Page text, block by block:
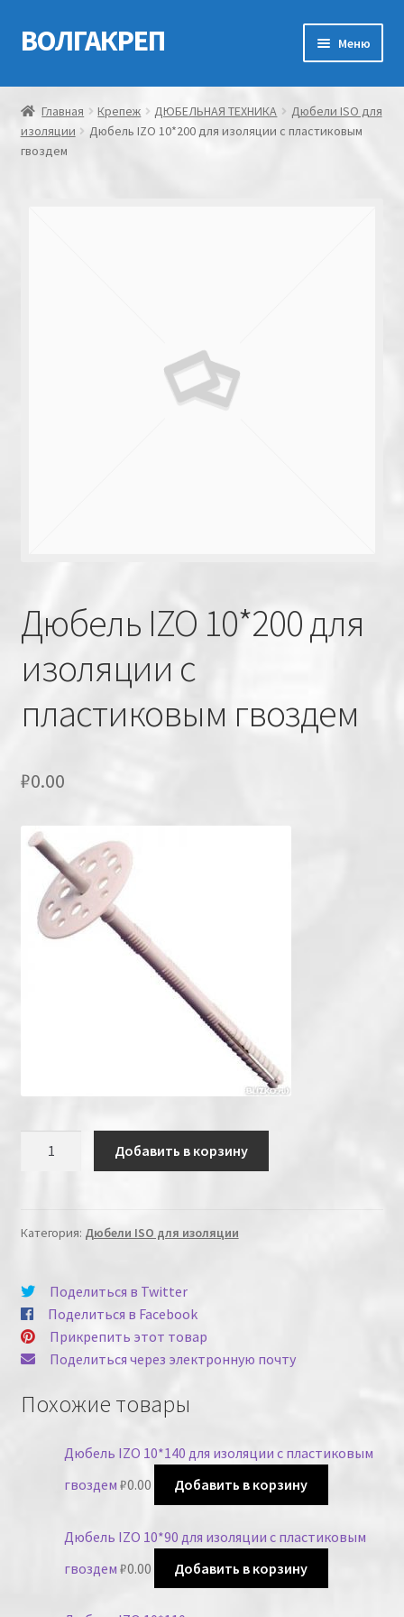
Перейти
к
Перейти
к
ВОЛГАКРЕП Меню
Главная
Контакты
Главная Крепеж ДЮБЕЛЬНАЯ ТЕХНИКА
Дюбели ISO для
изоляции
Дюбель IZO 10*200 для изоляции с пластиковым
гвоздем
Дюбель IZO 10*200 для
изоляции с
пластиковым гвоздем
₽0.00
Добавить в корзину
Категория: Дюбели ISO для изоляции
Поделиться в Twitter
Поделиться в Facebook
Прикрепить этот товар
Поделиться через электронную почту
Похожие товары
Дюбель IZO 10*140 для изоляции с пластиковым
гвоздем ₽0.00 Добавить в корзину
Дюбель IZO 10*90 для изоляции с пластиковым
гвоздем ₽0.00 Добавить в корзину